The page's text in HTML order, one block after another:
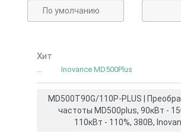
По умолчанию
Хит
... Inovance MD500Plus
MD500T90G/110P-PLUS |
частоты MD500plus, 90кВт -
110кВт - 110%, 380В,